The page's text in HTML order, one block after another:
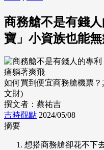
商務艙不是有錢
寶」小資族也能
如何買到便宜商務艙機票
文財)
撰文者：蔡祐吉
吉時觀點 2024/05/08
摘要
想搭商務艙卻花不下